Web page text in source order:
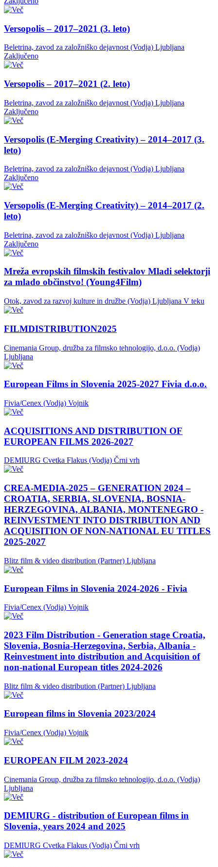
Versopolis – 2017–2021 (3. leto)
Beletrina, zavod za založniško dejavnost (Vodja) Ljubljana
Zaključeno
Versopolis – 2017–2021 (2. leto)
Beletrina, zavod za založniško dejavnost (Vodja) Ljubljana
Zaključeno
Versopolis (E-Merging Creativity) – 2014–2017 (3.
leto)
Beletrina, zavod za založniško dejavnost (Vodja) Ljubljana
Zaključeno
Versopolis (E-Merging Creativity) – 2014–2017 (2.
leto)
Beletrina, zavod za založniško dejavnost (Vodja) Ljubljana
Zaključeno
Mreža evropskih filmskih festivalov Mladi selektorji
za mlado občinstvo! (Young4Film)
Otok, zavod za razvoj kulture in družbe (Vodja) Ljubljana V teku
FILMDISTRIBUTION2025
Cinemania Group, družba za filmsko tehnologijo, d.o.o. (Vodja)
Ljubljana
European Films in Slovenia 2025-2027 Fivia d.o.o.
Fivia/Cenex (Vodja) Vojnik
ACQUISITIONS AND DISTRIBUTION OF
EUROPEAN FILMS 2026-2027
DEMIURG Cvetka Flakus (Vodja) Črni vrh
CREA-MEDIA-2025 – GENERATION 2024 –
CROATIA, SERBIA, SLOVENIA, BOSNIA-
HERZEGOVINA, ALBANIA, MONTENEGRO -
REINVESTMENT INTO DISTRIBUTION AND
ACQUISITION OF NON-NATIONAL EU TITLES
2025-2027
Blitz film & video distribution (Partner) Ljubljana
European Films in Slovenia 2024-2026 - Fivia
Fivia/Cenex (Vodja) Vojnik
2023 Film Distribution - Generation stage Croatia,
Slovenia, Bosnia-Herzegovina, Serbia, Albania -
Reinvestment into distribution and Acquisition of
non-national European titles 2024-2026
Blitz film & video distribution (Partner) Ljubljana
European films in Slovenia 2023/2024
Fivia/Cenex (Vodja) Vojnik
EUROPEAN FILM 2023-2024
Cinemania Group, družba za filmsko tehnologijo, d.o.o. (Vodja)
Ljubljana
DEMIURG - distribution of European films in
Slovenia, years 2024 and 2025
DEMIURG Cvetka Flakus (Vodja) Črni vrh